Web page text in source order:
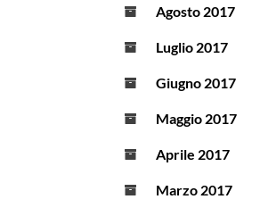
Agosto 2017
Luglio 2017
Giugno 2017
Maggio 2017
Aprile 2017
Marzo 2017